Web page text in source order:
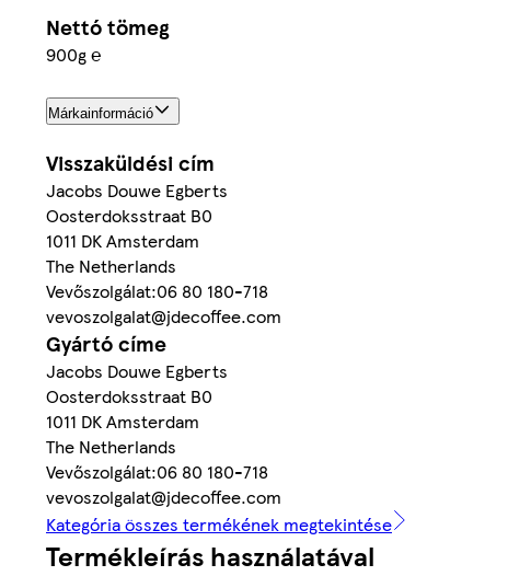
Nettó tömeg
900g ℮
Márkainformáció
Visszaküldési cím
Jacobs Douwe Egberts
Oosterdoksstraat B0
1011 DK Amsterdam
The Netherlands
Vevőszolgálat:06 80 180-718
vevoszolgalat@jdecoffee.com
Gyártó címe
Jacobs Douwe Egberts
Oosterdoksstraat B0
1011 DK Amsterdam
The Netherlands
Vevőszolgálat:06 80 180-718
vevoszolgalat@jdecoffee.com
Kategória összes termékének megtekintése
Termékleírás használatával